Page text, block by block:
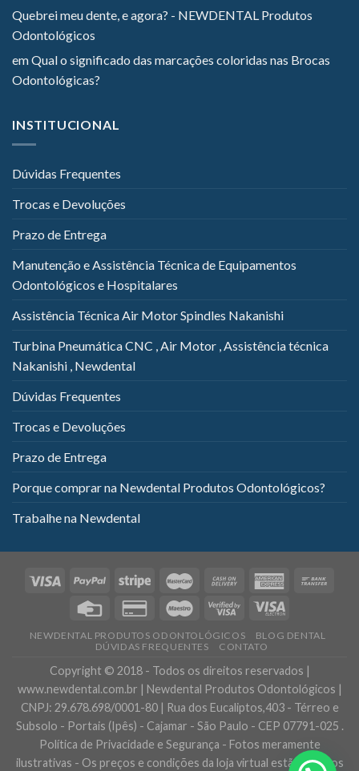
Quebrei meu dente, e agora? - NEWDENTAL Produtos
Odontológicos
emQual o significado das marcações coloridas nas Brocas
Odontológicas?
INSTITUCIONAL
Dúvidas Frequentes
Trocas e Devoluções
Prazo de Entrega
Manutenção e Assistência Técnica de Equipamentos
Odontológicos e Hospitalares
Assistência Técnica Air Motor Spindles Nakanishi
Turbina Pneumática CNC , Air Motor , Assistência técnica
Nakanishi , Newdental
Dúvidas Frequentes
Trocas e Devoluções
Prazo de Entrega
Porque comprar na Newdental Produtos Odontológicos?
Trabalhe na Newdental
NEWDENTAL PRODUTOS ODONTOLÓGICOS
BLOG DENTAL
DÚVIDAS FREQUENTES
CONTATO
Copyright © 2018 - Todos os direitos reservados |
www.newdental.com.br | Newdental Produtos Odontológicos |
CNPJ: 29.678.698/0001-80 | Rua dos Eucaliptos,403 - Térreo e
Subsolo - Portais (Ipês) - Cajamar - São Paulo - CEP 07791-025 .
Política de Privacidade e Segurança - Fotos meramente
ilustrativas - Os preços e condições da loja virtual estão sujeitos